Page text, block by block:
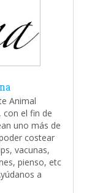
Animal
con el fin de
uno más de
costear
vacunas,
pienso, etc
a